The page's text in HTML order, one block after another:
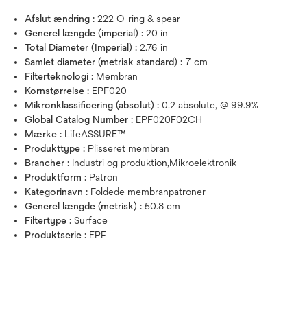
Afslut ændring : 222 O-ring & spear
Generel længde (imperial) : 20 in
Total Diameter (Imperial) : 2.76 in
Samlet diameter (metrisk standard) : 7 cm
Filterteknologi : Membran
Kornstørrelse : EPF020
Mikronklassificering (absolut) : 0.2 absolute, @ 99.9%
Global Catalog Number : EPF020F02CH
Mærke : LifeASSURE™
Produkttype : Plisseret membran
Brancher : Industri og produktion,Mikroelektronik
Produktform : Patron
Kategorinavn : Foldede membranpatroner
Generel længde (metrisk) : 50.8 cm
Filtertype : Surface
Produktserie : EPF